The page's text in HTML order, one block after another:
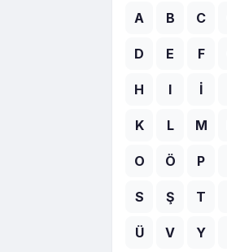
A B C
D E F
H I İ
K L M
O Ö P
S Ş T
Ü V Y